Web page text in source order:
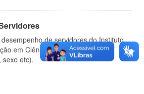
de servidores do Instituto
em Ciência e Tecnologia - IBICT
sexo etc).